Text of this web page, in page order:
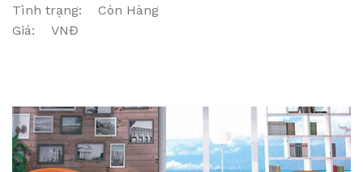
Tình trạng: Còn Hàng
Giá: VNĐ